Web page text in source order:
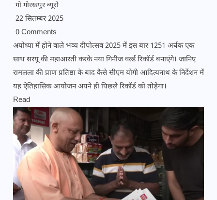
गो गोरखपुर ब्यूरो
22 सितम्बर 2025
0 Comments
अयोध्या में होने वाले भव्य दीपोत्सव 2025 में इस बार 1251 अर्चक एक
साथ सरयू की महाआरती करके नया गिनीज वर्ल्ड रिकॉर्ड बनाएंगे। जानिए
रामलला की प्राण प्रतिष्ठा के बाद कैसे सीएम योगी आदित्यनाथ के निर्देशन में
यह ऐतिहासिक आयोजन अपने ही पिछले रिकॉर्ड को तोड़ेगा।
Read